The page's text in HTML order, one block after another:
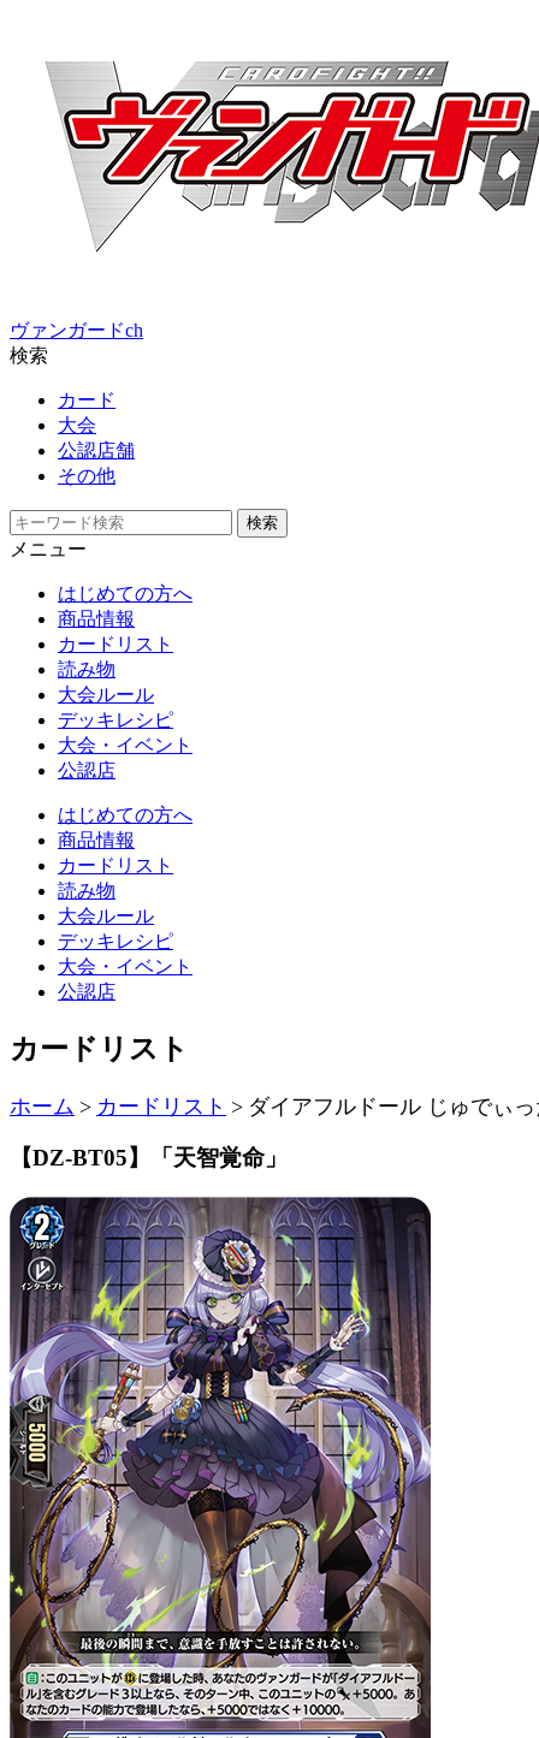
ヴァンガードch
検索
カード
大会
公認店舗
その他
メニュー
はじめての方へ
商品情報
カードリスト
読み物
大会ルール
デッキレシピ
大会・イベント
公認店
はじめての方へ
商品情報
カードリスト
読み物
大会ルール
デッキレシピ
大会・イベント
公認店
カードリスト
ホーム > カードリスト > ダイアフルドール じゅでぃ
【DZ-BT05】「天智覚命」